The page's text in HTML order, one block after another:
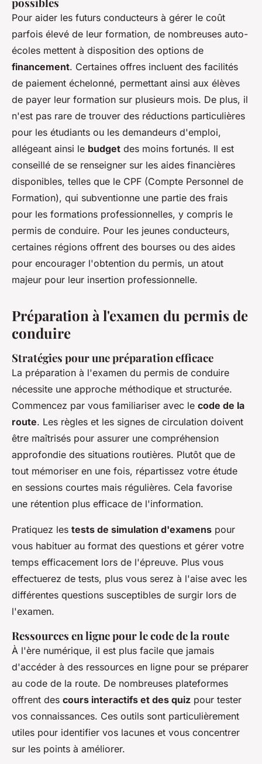
Pour aider les futurs conducteurs à gérer le coût
parfois élevé de leur formation, de nombreuses auto-
écoles mettent à disposition des options de
financement. Certaines offres incluent des facilités
de paiement échelonné, permettant ainsi aux élèves
de payer leur formation sur plusieurs mois. De plus, il
n'est pas rare de trouver des réductions particulières
pour les étudiants ou les demandeurs d'emploi,
allégeant ainsi le budget des moins fortunés. Il est
conseillé de se renseigner sur les aides financières
disponibles, telles que le CPF (Compte Personnel de
Formation), qui subventionne une partie des frais
pour les formations professionnelles, y compris le
permis de conduire. Pour les jeunes conducteurs,
certaines régions offrent des bourses ou des aides
pour encourager l'obtention du permis, un atout
majeur pour leur insertion professionnelle.
Préparation à l'examen du permis de
conduire
Stratégies pour une préparation efficace
La préparation à l'examen du permis de conduire
nécessite une approche méthodique et structurée.
Commencez par vous familiariser avec le code de la
route. Les règles et les signes de circulation doivent
être maîtrisés pour assurer une compréhension
approfondie des situations routières. Plutôt que de
tout mémoriser en une fois, répartissez votre étude
en sessions courtes mais régulières. Cela favorise
une rétention plus efficace de l'information.
Pratiquez les tests de simulation d'examens pour
vous habituer au format des questions et gérer votre
temps efficacement lors de l'épreuve. Plus vous
effectuerez de tests, plus vous serez à l'aise avec les
différentes questions susceptibles de surgir lors de
l'examen.
Ressources en ligne pour le code de la route
À l'ère numérique, il est plus facile que jamais
d'accéder à des ressources en ligne pour se préparer
au code de la route. De nombreuses plateformes
offrent des cours interactifs et des quiz pour tester
vos connaissances. Ces outils sont particulièrement
utiles pour identifier vos lacunes et vous concentrer
sur les points à améliorer.